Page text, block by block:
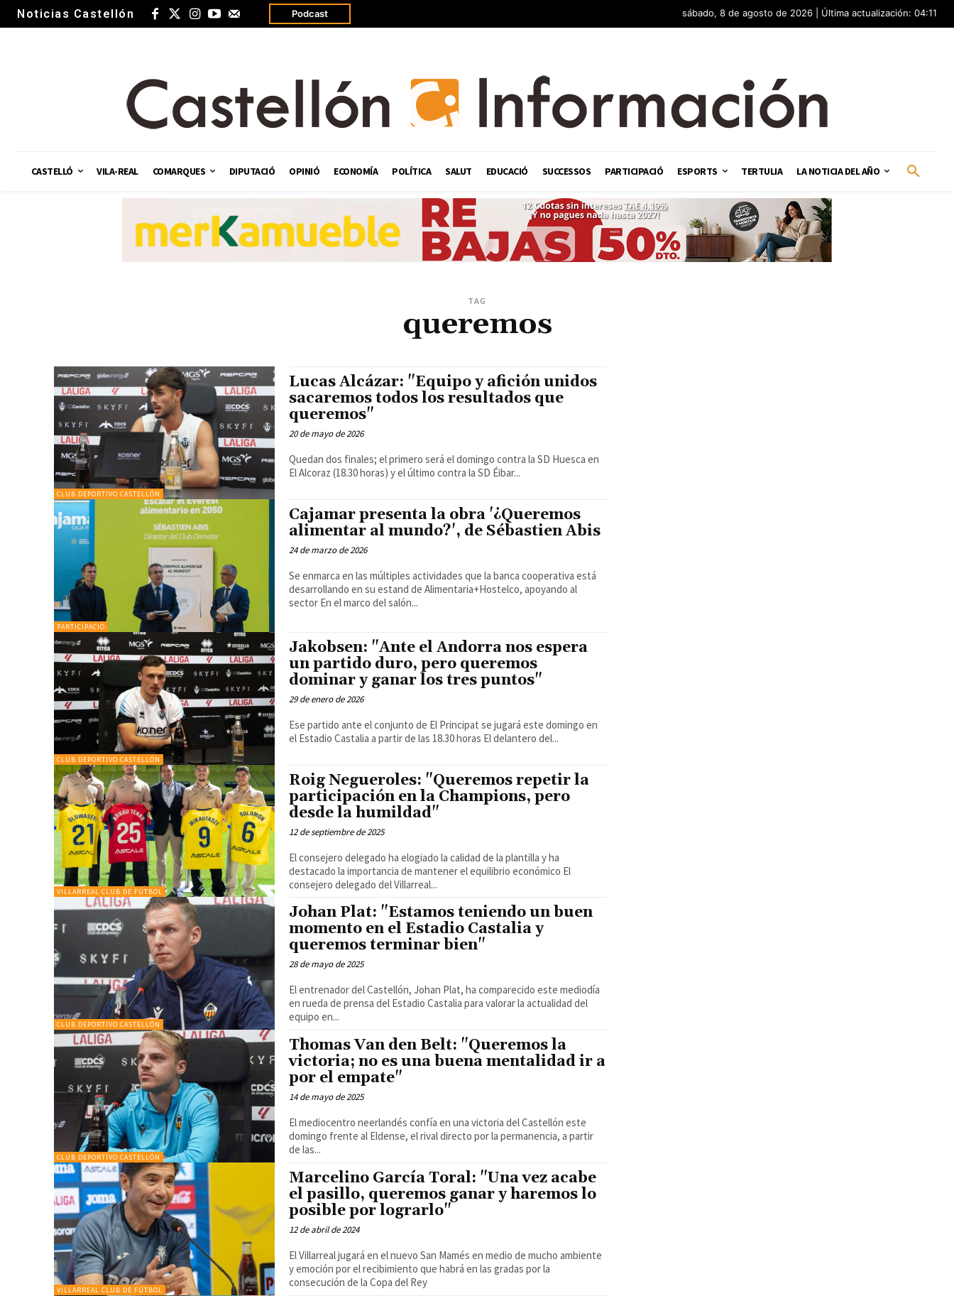
Noticias Castellón Podcast sábado, 8 de agosto de 2026 | Última actualización: 04:11
CASTELLÓ VILA-REAL COMARQUES DIPUTACIÓ OPINIÓ ECONOMÍA POLÍTICA SALUT EDUCACIÓ SUCCESSOS PARTICIPACIÓ ESPORTS TERTULIA LA NOTICIA DEL AÑO
TAG
queremos
CLUB DEPORTIVO CASTELLÓN
Lucas Alcázar: "Equipo y afición unidos
sacaremos todos los resultados que
queremos"
20 de mayo de 2026
Quedan dos finales; el primero será el domingo contra la SD Huesca en
El Alcoraz (18.30 horas) y el último contra la SD Éibar...
PARTICIPACIÓ
Cajamar presenta la obra '¿Queremos
alimentar al mundo?', de Sébastien Abis
24 de marzo de 2026
Se enmarca en las múltiples actividades que la banca cooperativa está
desarrollando en su estand de Alimentaria+Hostelco, apoyando al
sector En el marco del salón...
CLUB DEPORTIVO CASTELLÓN
Jakobsen: "Ante el Andorra nos espera
un partido duro, pero queremos
dominar y ganar los tres puntos"
29 de enero de 2026
Ese partido ante el conjunto de El Principat se jugará este domingo en
el Estadio Castalia a partir de las 18.30 horas El delantero del...
VILLARREAL CLUB DE FÚTBOL
Roig Negueroles: "Queremos repetir la
participación en la Champions, pero
desde la humildad"
12 de septiembre de 2025
El consejero delegado ha elogiado la calidad de la plantilla y ha
destacado la importancia de mantener el equilibrio económico El
consejero delegado del Villarreal...
CLUB DEPORTIVO CASTELLÓN
Johan Plat: "Estamos teniendo un buen
momento en el Estadio Castalia y
queremos terminar bien"
28 de mayo de 2025
El entrenador del Castellón, Johan Plat, ha comparecido este mediodía
en rueda de prensa del Estadio Castalia para valorar la actualidad del
equipo en...
CLUB DEPORTIVO CASTELLÓN
Thomas Van den Belt: "Queremos la
victoria; no es una buena mentalidad ir a
por el empate"
14 de mayo de 2025
El mediocentro neerlandés confía en una victoria del Castellón este
domingo frente al Eldense, el rival directo por la permanencia, a partir
de las...
VILLARREAL CLUB DE FÚTBOL
Marcelino García Toral: "Una vez acabe
el pasillo, queremos ganar y haremos lo
posible por lograrlo"
12 de abril de 2024
El Villarreal jugará en el nuevo San Mamés en medio de mucho ambiente
y emoción por el recibimiento que habrá en las gradas por la
consecución de la Copa del Rey